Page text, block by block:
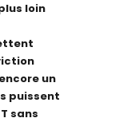
loin
un
puissent
sans